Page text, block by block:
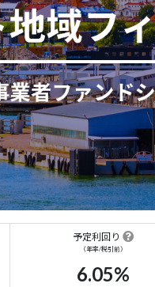
予定利回り
（年率/税引前）
6.05%